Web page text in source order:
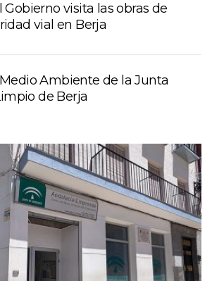
visita las obras de
vial en Berja
Ambiente de la Junta
de Berja